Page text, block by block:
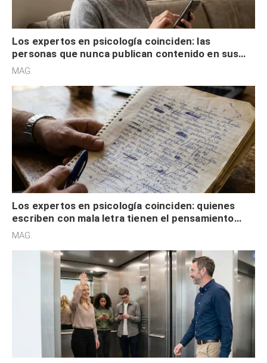
Los expertos en psicología coinciden: las
personas que nunca publican contenido en sus
redes sociales no pretenden buscar validación
MAG.
Los expertos en psicología coinciden: quienes
escriben con mala letra tienen el pensamiento
acelerado y no lo hacen por desinterés
MAG.